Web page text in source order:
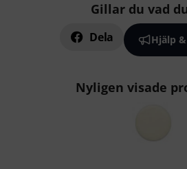
Gillar du vad
Dela Hjälp
Nyligen visade